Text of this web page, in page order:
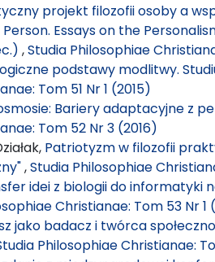
projekt filozofii osoby a
Essays on the
,Studia Philosophiae
podstawy modlitwy.
Tom 51 Nr 1 (2015)
Bariery adaptacyjne z
Tom 52 Nr 3 (2016)
Patriotyzm w filozofii
,Studia Philosophiae
idei z biologii do informatyki
Christianae: Tom 53 Nr 1
jako badacz i twórca
Philosophiae Christianae: